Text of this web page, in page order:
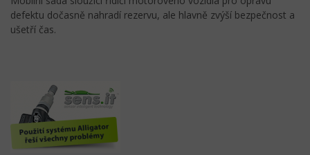
defektu dočasně nahradí rezervu, ale hlavně zvýší bezpečnost a
ušetří čas.